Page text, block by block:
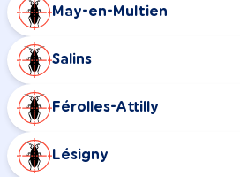
May-en-Multien
Salins
Férolles-Attilly
Lésigny